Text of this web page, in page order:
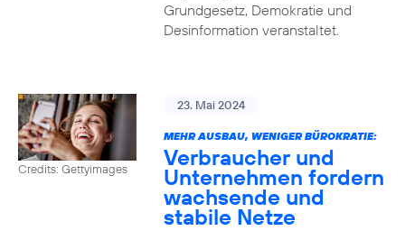
Grundgesetz, Demokratie und
Desinformation veranstaltet.
Credits: Gettyimages
23. Mai 2024
MEHR AUSBAU, WENIGER BÜROKRATIE:
Verbraucher und
Unternehmen fordern
wachsende und
stabile Netze